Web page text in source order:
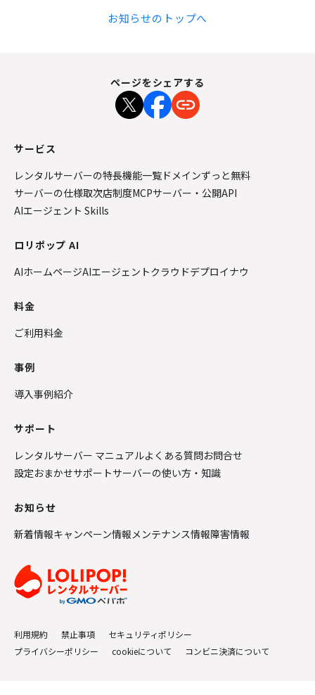
お知らせのトップへ
ページをシェアする
サービス
レンタルサーバーの特長機能一覧 ドメインずっと無料
サーバーの仕様取次店制度MCPサーバー・公開API
AIエージェント Skills
ロリポップ AI
AIホームページAIエージェントクラウドデプロイナウ
料金
ご利用料金
事例
導入事例紹介
サポート
レンタルサーバー マニュアルよくある質問お問合せ
設定おまかせサポートサーバーの使い方・知識
お知らせ
新着情報キャンペーン情報メンテナンス情報障害情報
利用規約 禁止事項
セキュリティポリシー
プライバシーポリシー
cookieについて コンビニ決済について